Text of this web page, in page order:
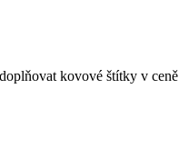
kovové štítky v ceně